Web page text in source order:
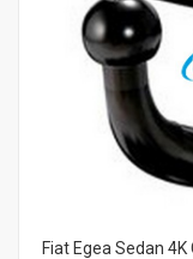
Fiat Egea Sedan 4K